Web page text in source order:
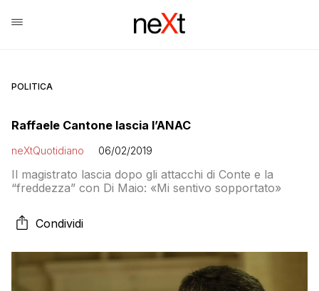
POLITICA
Raffaele Cantone lascia l’ANAC
neXtQuotidiano 06/02/2019
Il magistrato lascia dopo gli attacchi di Conte e la
“freddezza” con Di Maio: «Mi sentivo sopportato»
Condividi